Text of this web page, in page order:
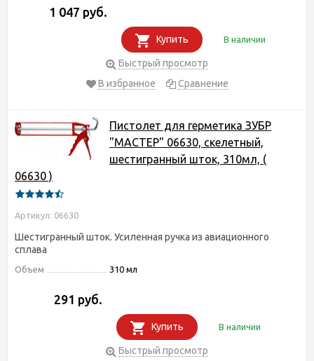
1 047 руб.
Купить В наличии
Быстрый просмотр
В избранное
Сравнение
Пистолет для герметика ЗУБР
"МАСТЕР" 06630, скелетный,
шестигранный шток, 310мл, (
06630 )
Артикул: 06630
Шестигранный шток. Усиленная ручка из авиационного
сплава
Объем 310 мл
291 руб.
Купить В наличии
Быстрый просмотр